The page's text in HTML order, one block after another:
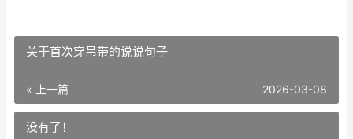
​关于首次穿吊带的说说句子
« 上一篇 2026-03-08
没有了！